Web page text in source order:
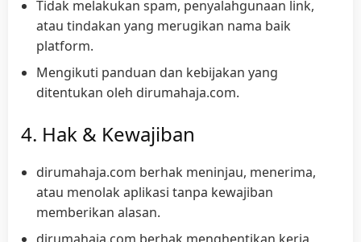
Tidak melakukan spam, penyalahgunaan link,
atau tindakan yang merugikan nama baik
platform.
Mengikuti panduan dan kebijakan yang
ditentukan oleh dirumahaja.com.
4. Hak & Kewajiban
dirumahaja.com berhak meninjau, menerima,
atau menolak aplikasi tanpa kewajiban
memberikan alasan.